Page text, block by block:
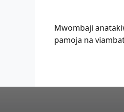
Mwombaji
pamoja na